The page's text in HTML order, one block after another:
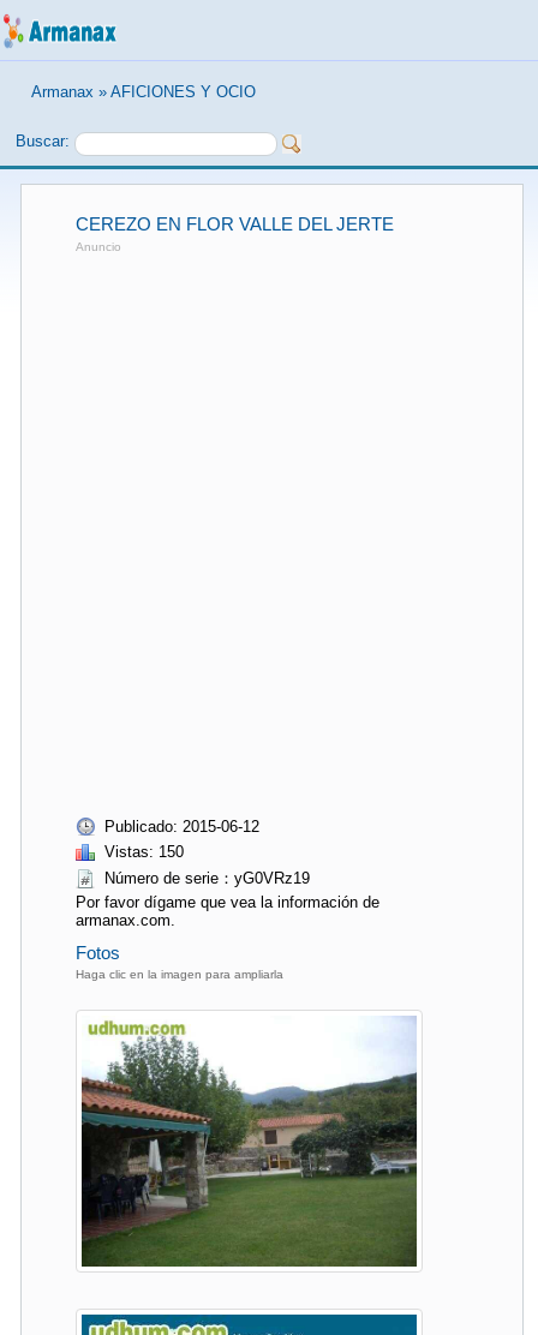
Armanax » AFICIONES Y OCIO
Buscar:
CEREZO EN FLOR VALLE DEL JERTE
Anuncio
Publicado: 2015-06-12
Vistas: 150
Número de serie：yG0VRz19
Por favor dígame que vea la información de
armanax.com.
Fotos
Haga clic en la imagen para ampliarla